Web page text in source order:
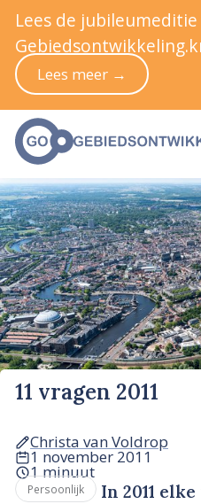
11 vragen 2011
Christa van Voldrop
1 november 2011
1 minuut
Persoonlijk
In 2011
Lees de
Lees meer →